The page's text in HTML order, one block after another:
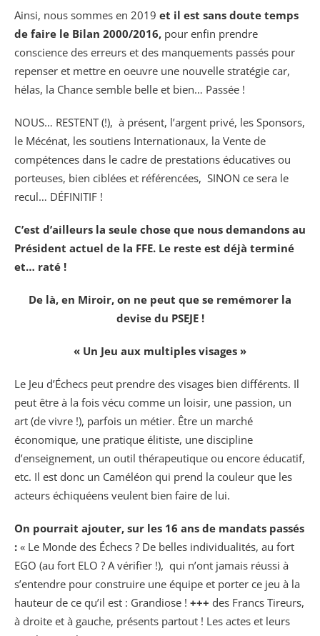
Ainsi, nous sommes en 2019 et il est sans doute temps
de faire le Bilan 2000/2016, pour enfin prendre
conscience des erreurs et des manquements passés pour
repenser et mettre en oeuvre une nouvelle stratégie car,
hélas, la Chance semble belle et bien… Passée !
NOUS… RESTENT (!), à présent, l’argent privé, les Sponsors,
le Mécénat, les soutiens Internationaux, la Vente de
compétences dans le cadre de prestations éducatives ou
porteuses, bien ciblées et référencées, SINON ce sera le
recul… DÉFINITIF !
C’est d’ailleurs la seule chose que nous demandons au
Président actuel de la FFE. Le reste est déjà terminé
et… raté !
De là, en Miroir, on ne peut que se remémorer la
devise du PSEJE !
« Un Jeu aux multiples visages »
Le Jeu d’Échecs peut prendre des visages bien différents. Il
peut être à la fois vécu comme un loisir, une passion, un
art (de vivre !), parfois un métier. Être un marché
économique, une pratique élitiste, une discipline
d’enseignement, un outil thérapeutique ou encore éducatif,
etc. Il est donc un Caméléon qui prend la couleur que les
acteurs échiquéens veulent bien faire de lui.
On pourrait ajouter, sur les 16 ans de mandats passés
: « Le Monde des Échecs ? De belles individualités, au fort
EGO (au fort ELO ? A vérifier !), qui n’ont jamais réussi à
s’entendre pour construire une équipe et porter ce jeu à la
hauteur de ce qu’il est : Grandiose ! +++ des Francs Tireurs,
à droite et à gauche, présents partout ! Les actes et leurs